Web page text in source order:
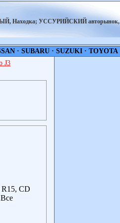
Находка; УССУРИЙСКИЙ авторынок,
· SUBARU· SUZUKI· TOYOTA
J3
R15, СD